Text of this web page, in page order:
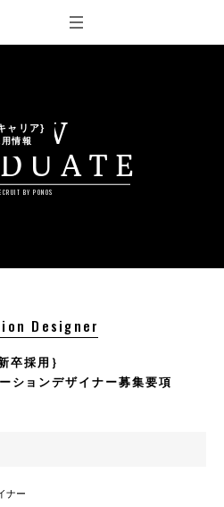
ャリア}
用情報
BY PONOS
Designer
卒採用｝
ションデザイナー募集要項
ナー